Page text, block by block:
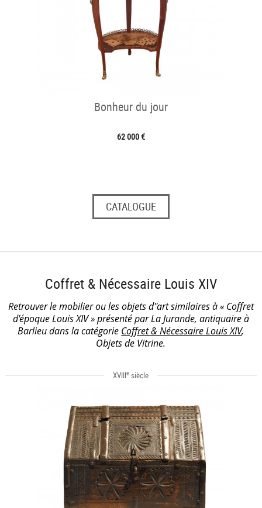
Bonheur du jour
62 000 €
CATALOGUE
Coffret & Nécessaire Louis XIV
Retrouver le mobilier ou les objets d''art similaires à « Coffret
d'époque Louis XIV » présenté par La Jurande, antiquaire à
Barlieu dans la catégorie Coffret & Nécessaire Louis XIV,
Objets de Vitrine.
XVIIIe siècle